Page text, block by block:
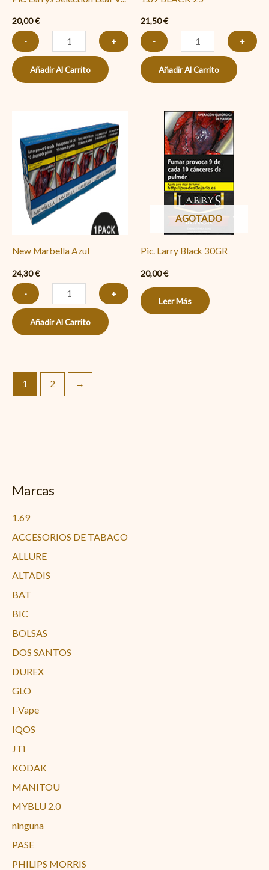
Marcas
1.69
ACCESORIOS DE TABACO
ALLURE
ALTADIS
BAT
BIC
BOLSAS
DOS SANTOS
DUREX
GLO
I-Vape
IQOS
JTi
KODAK
MANITOU
MYBLU 2.0
ninguna
PASE
PHILIPS MORRIS
20,00€
-
+
Añadir Al Carrito
21,50€
-
+
Añadir Al Carrito
New Marbella Azul
24,30€
-
Marbella
Azul
cantidad
+
Añadir Al Carrito
AGOTADO
Pic. Larry Black 30GR
20,00€
Leer Más
1 2 →